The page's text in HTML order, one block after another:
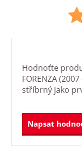
Hodnoťte
FORENZA
stříbrnýjako
Napsat